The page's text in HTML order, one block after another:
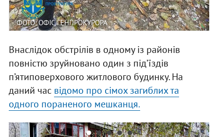
ФОТО: ОФІС ГЕНПРОКУРОРА
Внаслідок обстрілів в одному із районів
повністю зруйновано один з під’їздів
п’ятиповерхового житлового будинку. На
даний час відомо про сімох загиблих та
одного пораненого мешканця.